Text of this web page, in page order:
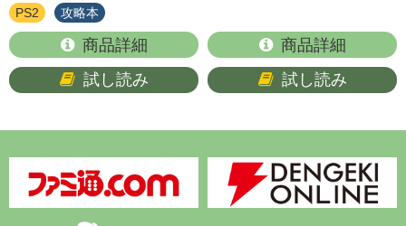
PS2 攻略本
商品詳細
試し読み
商品詳細
試し読み